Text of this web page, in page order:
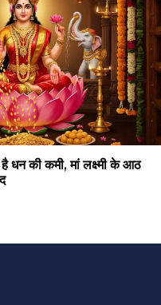
है धन की कमी, मां लक्ष्मी के आठ